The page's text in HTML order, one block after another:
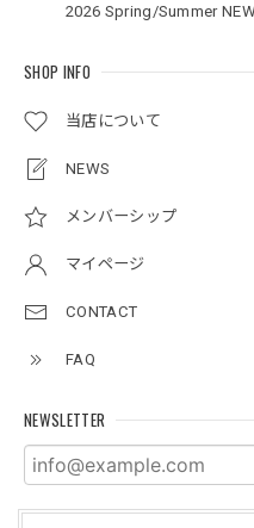
2026 Spring/Summer NEW
SHOP INFO
当店について
NEWS
メンバーシップ
マイページ
CONTACT
FAQ
NEWSLETTER